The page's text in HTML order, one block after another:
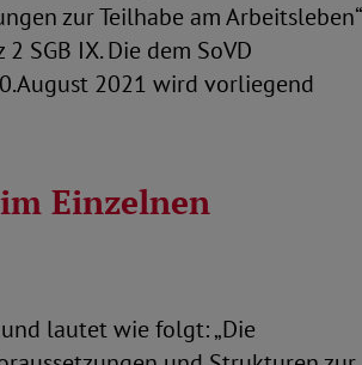
zur Teilhabe am Arbeitsleben“
SGB IX. Die dem SoVD
2021 wird vorliegend
Einzelnen
lautet wie folgt: „Die